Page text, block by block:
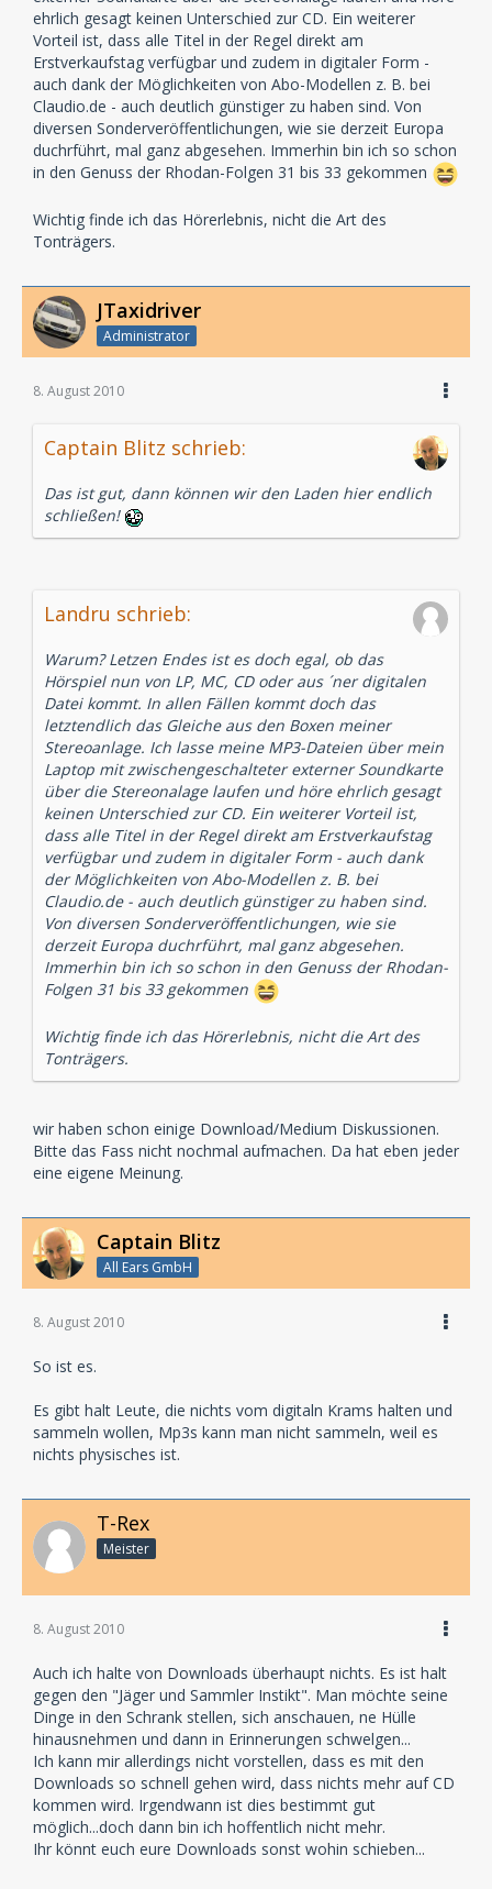
ehrlich gesagt keinen Unterschied zur CD. Ein weiterer
Vorteil ist, dass alle Titel in der Regel direkt am
Erstverkaufstag verfügbar und zudem in digitaler Form -
auch dank der Möglichkeiten von Abo-Modellen z. B. bei
Claudio.de - auch deutlich günstiger zu haben sind. Von
diversen Sonderveröffentlichungen, wie sie derzeit Europa
duchrführt, mal ganz abgesehen. Immerhin bin ich so schon
in den Genuss der Rhodan-Folgen 31 bis 33 gekommen
Wichtig finde ich das Hörerlebnis, nicht die Art des
Tonträgers.
JTaxidriver
Administrator
8. August 2010
Captain Blitz schrieb:
Das ist gut, dann können wir den Laden hier endlich
schließen!
Landru schrieb:
Warum? Letzen Endes ist es doch egal, ob das
Hörspiel nun von LP, MC, CD oder aus ´ner digitalen
Datei kommt. In allen Fällen kommt doch das
letztendlich das Gleiche aus den Boxen meiner
Stereoanlage. Ich lasse meine MP3-Dateien über mein
Laptop mit zwischengeschalteter externer Soundkarte
über die Stereonalage laufen und höre ehrlich gesagt
keinen Unterschied zur CD. Ein weiterer Vorteil ist,
dass alle Titel in der Regel direkt am Erstverkaufstag
verfügbar und zudem in digitaler Form - auch dank
der Möglichkeiten von Abo-Modellen z. B. bei
Claudio.de - auch deutlich günstiger zu haben sind.
Von diversen Sonderveröffentlichungen, wie sie
derzeit Europa duchrführt, mal ganz abgesehen.
Immerhin bin ich so schon in den Genuss der Rhodan-
Folgen 31 bis 33 gekommen
Wichtig finde ich das Hörerlebnis, nicht die Art des
Tonträgers.
wir haben schon einige Download/Medium Diskussionen.
Bitte das Fass nicht nochmal aufmachen. Da hat eben jeder
eine eigene Meinung.
Captain Blitz
All Ears GmbH
8. August 2010
So ist es.
Es gibt halt Leute, die nichts vom digitaln Krams halten und
sammeln wollen, Mp3s kann man nicht sammeln, weil es
nichts physisches ist.
T-Rex
Meister
8. August 2010
Auch ich halte von Downloads überhaupt nichts. Es ist halt
gegen den "Jäger und Sammler Instikt". Man möchte seine
Dinge in den Schrank stellen, sich anschauen, ne Hülle
hinausnehmen und dann in Erinnerungen schwelgen...
Ich kann mir allerdings nicht vorstellen, dass es mit den
Downloads so schnell gehen wird, dass nichts mehr auf CD
kommen wird. Irgendwann ist dies bestimmt gut
möglich...doch dann bin ich hoffentlich nicht mehr.
Ihr könnt euch eure Downloads sonst wohin schieben...